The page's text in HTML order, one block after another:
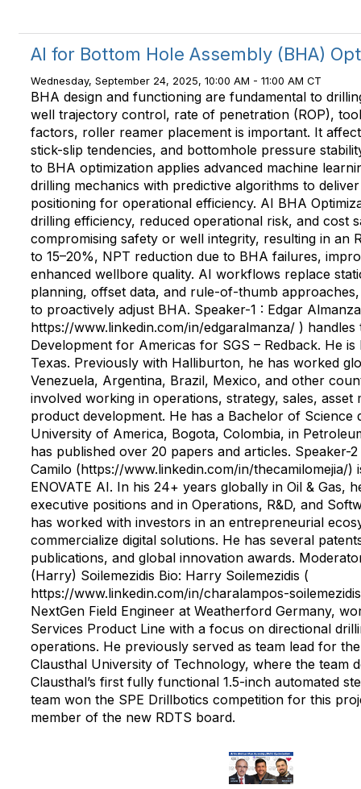
AI for Bottom Hole Assembly (BHA)
Wednesday, September 24, 2025, 10:00 AM - 11:00 AM CT
BHA design and functioning are fundamental to
well trajectory control, rate of penetration (ROP),
factors, roller reamer placement is important. It
stick-slip tendencies, and bottomhole pressure
to BHA optimization applies advanced machine
drilling mechanics with predictive algorithms to
positioning for operational efficiency. AI BHA
drilling efficiency, reduced operational risk, and cost
compromising safety or well integrity, resulting in an
to 15–20%, NPT reduction due to BHA failures,
enhanced wellbore quality. AI workflows replace
planning, offset data, and rule-of-thumb
to proactively adjust BHA. Speaker-1 : Edgar
https://www.linkedin.com/in/edgaralmanza/ ) handles
Development for Americas for SGS – Redback. He
Texas. Previously with Halliburton, he has worked
Venezuela, Argentina, Brazil, Mexico, and other
involved working in operations, strategy, sales, asset
product development. He has a Bachelor of Science
University of America, Bogota, Colombia, in
has published over 20 papers and articles. Speaker-2
Camilo (https://www.linkedin.com/in/thecamilomejia/)
ENOVATE AI. In his 24+ years globally in Oil & Gas,
executive positions and in Operations, R&D, and
has worked with investors in an entrepreneurial
commercialize digital solutions. He has several
publications, and global innovation awards.
(Harry) Soilemezidis Bio: Harry Soilemezidis (
https://www.linkedin.com/in/charalampos-
NextGen Field Engineer at Weatherford Germany,
Services Product Line with a focus on directional
operations. He previously served as team lead for
Clausthal University of Technology, where the team
Clausthal’s first fully functional 1.5-inch automated
team won the SPE Drillbotics competition for this
member of the new RDTS board.